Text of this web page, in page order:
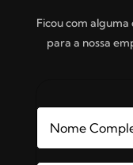
Ficou com
para a nossa